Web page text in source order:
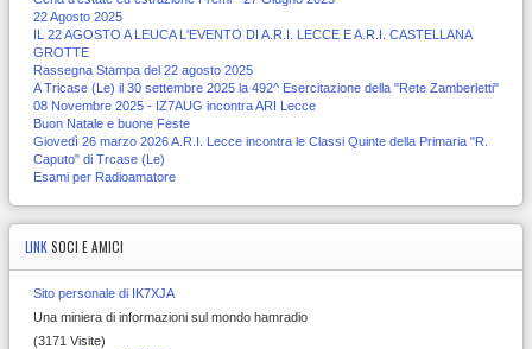
22 Agosto 2025
IL 22 AGOSTO A LEUCA L'EVENTO DI A.R.I. LECCE E A.R.I. CASTELLANA
GROTTE
Rassegna Stampa del 22 agosto 2025
A Tricase (Le) il 30 settembre 2025 la 492^ Esercitazione della "Rete Zamberletti"
08 Novembre 2025 - IZ7AUG incontra ARI Lecce
Buon Natale e buone Feste
Giovedì 26 marzo 2026 A.R.I. Lecce incontra le Classi Quinte della Primaria "R.
Caputo" di Trcase (Le)
Esami per Radioamatore
LINK SOCI E AMICI
Sito personale di IK7XJA
Una miniera di informazioni sul mondo hamradio
(3171 Visite)